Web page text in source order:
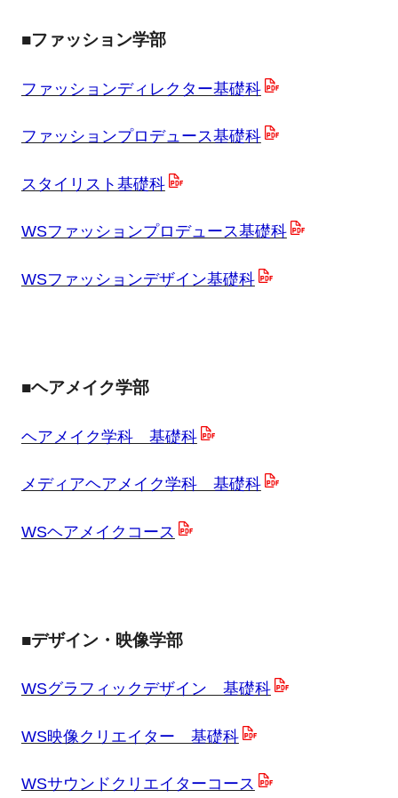
■ファッション学部
ファッションディレクター基礎科
ファッションプロデュース基礎科
スタイリスト基礎科
WSファッションプロデュース基礎科
WSファッションデザイン基礎科
■ヘアメイク学部
ヘアメイク学科 基礎科
メディアヘアメイク学科 基礎科
WSヘアメイクコース
■デザイン・映像学部
WSグラフィックデザイン 基礎科
WS映像クリエイター 基礎科
WSサウンドクリエイターコース